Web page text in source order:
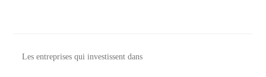
Les entreprises qui investissent dans